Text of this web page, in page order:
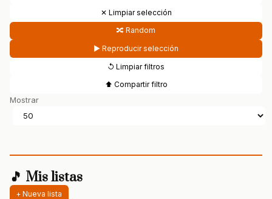
✕ Limpiar selección
🔀 Random
▶ Reproducir selección
↺ Limpiar filtros
⬆ Compartir filtro
Mostrar
🎵 Mis listas
+ Nueva lista